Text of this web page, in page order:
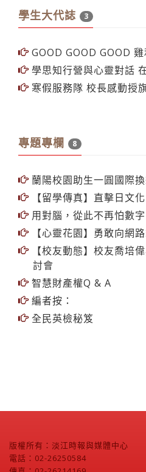
學生大代誌 3
GOOD GOOD GOOD
學思知行營與心靈對話
寒假服務隊 校長感動授
專題專欄 8
蘭陽校園助生一圓國際
【留學傳真】直擊日文
用對腦，從此不再怕數字
【心靈花園】勇敢向網
【校友動態】校友喬培
討會
智慧財產權Q & A
編者按：
全民英檢秘笈
版權所有：淡江時報與媒體中心
電話：02-26250584